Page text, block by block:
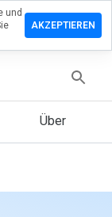
Über
und
AKZEPTIEREN